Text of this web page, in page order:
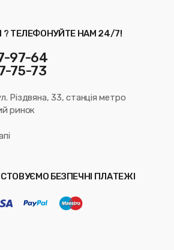
? ТЕЛЕФОНУЙТЕ НАМ 24/7!
97-64
75-73
Різдвяна, 33, станція метро
ринок
БЕЗПЕЧНІ ПЛАТЕЖІ